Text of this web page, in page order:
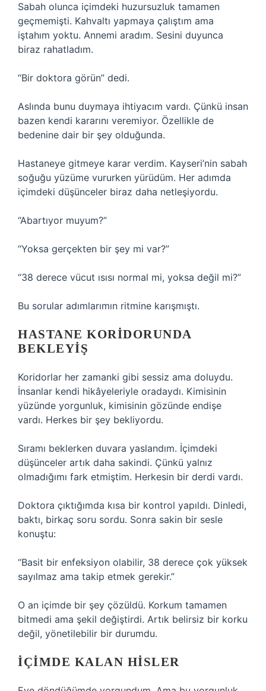
Sabah olunca içimdeki huzursuzluk tamamen
geçmemişti. Kahvaltı yapmaya çalıştım ama
iştahım yoktu. Annemi aradım. Sesini duyunca
biraz rahatladım.
“Bir doktora görün” dedi.
Aslında bunu duymaya ihtiyacım vardı. Çünkü insan
bazen kendi kararını veremiyor. Özellikle de
bedenine dair bir şey olduğunda.
Hastaneye gitmeye karar verdim. Kayseri’nin sabah
soğuğu yüzüme vururken yürüdüm. Her adımda
içimdeki düşünceler biraz daha netleşiyordu.
“Abartıyor muyum?”
“Yoksa gerçekten bir şey mi var?”
“38 derece vücut ısısı normal mi, yoksa değil mi?”
Bu sorular adımlarımın ritmine karışmıştı.
HASTANE KORIDORUNDA
BEKLEYIŞ
Koridorlar her zamanki gibi sessiz ama doluydu.
İnsanlar kendi hikâyeleriyle oradaydı. Kimisinin
yüzünde yorgunluk, kimisinin gözünde endişe
vardı. Herkes bir şey bekliyordu.
Sıramı beklerken duvara yaslandım. İçimdeki
düşünceler artık daha sakindi. Çünkü yalnız
olmadığımı fark etmiştim. Herkesin bir derdi vardı.
Doktora çıktığımda kısa bir kontrol yapıldı. Dinledi,
baktı, birkaç soru sordu. Sonra sakin bir sesle
konuştu:
“Basit bir enfeksiyon olabilir, 38 derece çok yüksek
sayılmaz ama takip etmek gerekir.”
O an içimde bir şey çözüldü. Korkum tamamen
bitmedi ama şekil değiştirdi. Artık belirsiz bir korku
değil, yönetilebilir bir durumdu.
İÇIMDE KALAN HISLER